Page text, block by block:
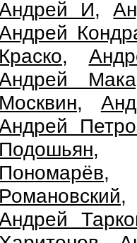
И,
Краско,
Москвин,
Подошьян,
Пономарёв
Романовский,